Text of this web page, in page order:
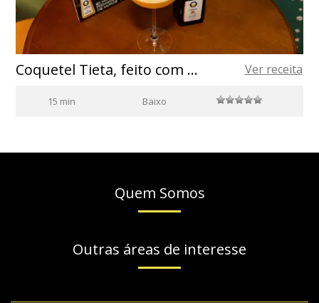
Coquetel Tieta, feito com vodka e maracujá Ver receita
15 min Baixo
Quem Somos
Outras áreas de interesse